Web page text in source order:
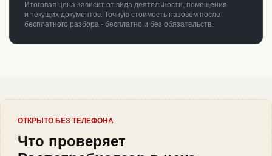
Итоговая цена зависит от вида деятельности, помещения
и текущих документов. Точную стоимость назовём после
бесплатного разбора - бесплатно и без обязательств.
ОТКРЫТО БЕЗ ТЕЛЕФОНА
Что проверяет